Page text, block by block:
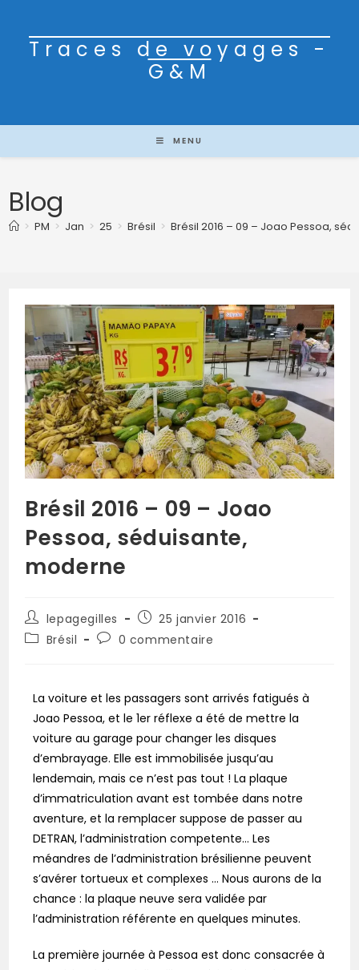
Traces de voyages -
G&M
MENU
Blog
> PM > Jan > 25 > Brésil > Brésil 2016 – 09 – Joao Pessoa,
Brésil 2016 – 09 – Joao
Pessoa, séduisante,
moderne
lepagegilles
25 janvier 2016
Brésil
0 commentaire
La voiture et les passagers sont arrivés fatigués à
Joao Pessoa, et le 1er réflexe a été de mettre la
voiture au garage pour changer les disques
d’embrayage. Elle est immobilisée jusqu’au
lendemain, mais ce n’est pas tout ! La plaque
d’immatriculation avant est tombée dans notre
aventure, et la remplacer suppose de passer au
DETRAN, l’administration competente… Les
méandres de l’administration brésilienne peuvent
s’avérer tortueux et complexes … Nous aurons de la
chance : la plaque neuve sera validée par
l’administration référente en quelques minutes.
La première journée à Pessoa est donc consacrée à